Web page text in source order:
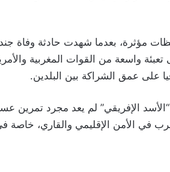
مؤثرة، بعدما شهدت حادثة وفاة
واسعة من القوات المغربية
على عمق الشراكة بين البلدين.
“الأسد الإفريقي” لم يعد مجرد
في الأمن الإقليمي والقاري، خاصة